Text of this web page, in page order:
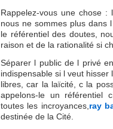
Rappelez-vous une chose
nous ne sommes plus dans
le référentiel des doutes,
raison et de la rationalité si
Séparer l public de l privé
indispensable si l veut
libres, car la laïcité, c la
appelons-le un référentiel
toutes les incroyances,ray
destinée de la Cité.